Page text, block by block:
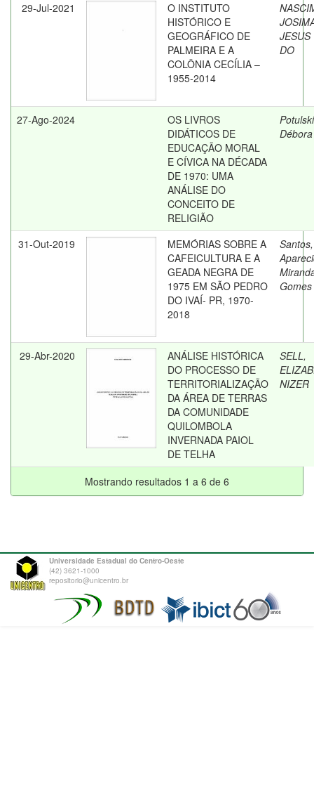
29-Jul-2021
O INSTITUTO
HISTÓRICO E
GEOGRÁFICO DE
PALMEIRA E A
COLÔNIA CECÍLIA –
1955-2014
JESUS
DO
27-Ago-2024
OS LIVROS
DIDÁTICOS DE
EDUCAÇÃO MORAL
E CÍVICA NA DÉCADA
DE 1970: UMA
ANÁLISE DO
CONCEITO DE
RELIGIÃO
31-Out-2019
MEMÓRIAS SOBRE A
CAFEICULTURA E A
GEADA NEGRA DE
1975 EM SÃO PEDRO
DO IVAÍ- PR, 1970-
2018
29-Abr-2020
ANÁLISE HISTÓRICA
DO PROCESSO DE
TERRITORIALIZAÇÃO
DA ÁREA DE TERRAS
DA COMUNIDADE
QUILOMBOLA
INVERNADA PAIOL
DE TELHA
SELL,
NIZER
Mostrando resultados 1 a 6 de 6
Universidade Estadual do Centro-Oeste
(42) 3621-1000
repositorio@unicentro.br